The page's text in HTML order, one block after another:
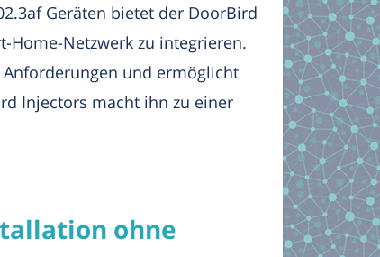
Geräten bietet der DoorBird
Home-Netzwerk zu integrieren.
und ermöglicht
Injectors macht ihn zu einer
ohne